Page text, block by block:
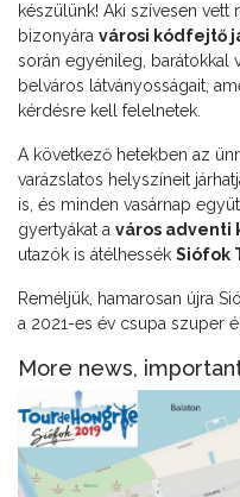
készülünk! Aki szívesen vett
bizonyára városi kódfejtő
során egyénileg, barátokkal
belváros látványosságait,
kérdésre kell felelnetek.
A következő hetekben az
varázslatos helyszíneit
is, és minden vasárnap
gyertyákat a város adventi
utazók is átélhessék Siófok
Reméljük, hamarosan újra
a 2021-es év csupa szuper
More news,